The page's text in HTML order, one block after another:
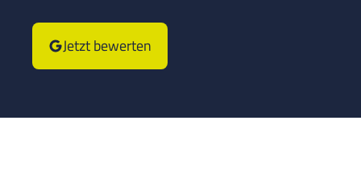
Jetzt bewerten